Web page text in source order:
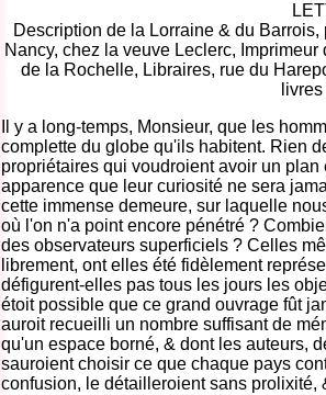
Description de la Lorraine & du
Nancy, chez la veuve Leclerc,
de la Rochelle, Libraires, rue du
Il y a long-temps, Monsieur, que les
complette du globe qu'ils habitent. Rien
propriétaires qui voudroient avoir un
apparence que leur curiosité ne sera
cette immense demeure, sur laquelle
où l'on n'a point encore pénétré ?
des observateurs superficiels ? Celles
librement, ont elles été fidèlement
défigurent-elles pas tous les jours les
étoit possible que ce grand ouvrage fût
auroit recueilli un nombre suffisant de
qu'un espace borné, & dont les auteurs,
sauroient choisir ce que chaque pays
confusion, le détailleroient sans